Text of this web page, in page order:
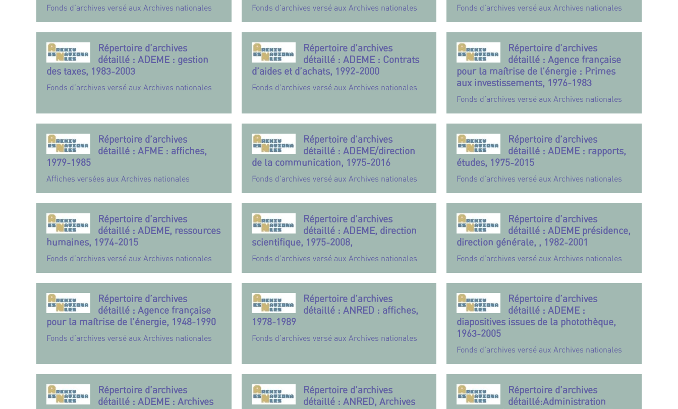
Fonds d’archives versé aux Archives nationales Fonds d’archives versé aux Archives nationales Fonds d’archives versé aux Archives nationales
Répertoire d’archives
détaillé : ADEME : gestion
des taxes, 1983-2003
Fonds d’archives versé aux Archives nationales
Répertoire d’archives
détaillé : ADEME : Contrats
d’aides et d’achats, 1992-2000
Fonds d’archives versé aux Archives nationales
Répertoire d’archives
détaillé : Agence française
pour la maîtrise de l’énergie : Primes
aux investissements, 1976-1983
Fonds d’archives versé aux Archives nationales
Répertoire d’archives
détaillé : AFME : affiches,
1979-1985
Affiches versées aux Archives nationales
Répertoire d’archives
détaillé : ADEME/direction
de la communication, 1975-2016
Fonds d’archives versé aux Archives nationales
Répertoire d’archives
détaillé : ADEME : rapports,
études, 1975-2015
Fonds d’archives versé aux Archives nationales
Répertoire d’archives
détaillé : ADEME, ressources
humaines, 1974-2015
Fonds d’archives versé aux Archives nationales
Répertoire d’archives
détaillé : ADEME, direction
scientifique, 1975-2008,
Fonds d’archives versé aux Archives nationales
Répertoire d’archives
détaillé : ADEME présidence,
direction générale, , 1982-2001
Fonds d’archives versé aux Archives nationales
Répertoire d’archives
détaillé : Agence française
pour la maîtrise de l’énergie, 1948-1990
Fonds d’archives versé aux Archives nationales
Répertoire d’archives
détaillé : ANRED : affiches,
1978-1989
Fonds d’archives versé aux Archives nationales
Répertoire d’archives
détaillé : ADEME :
diapositives issues de la photothèque,
1963-2005
Fonds d’archives versé aux Archives nationales
Répertoire d’archives
détaillé : ADEME : Archives
Répertoire d’archives
détaillé : ANRED, Archives
Répertoire d’archives
détaillé:Administration